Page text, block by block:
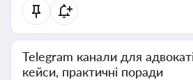
Telegram канали для
кейси, практичні поради